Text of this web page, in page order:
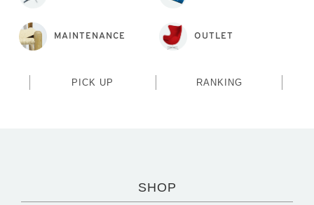
MAINTENANCE OUTLET
PICK UP RANKING
SHOP